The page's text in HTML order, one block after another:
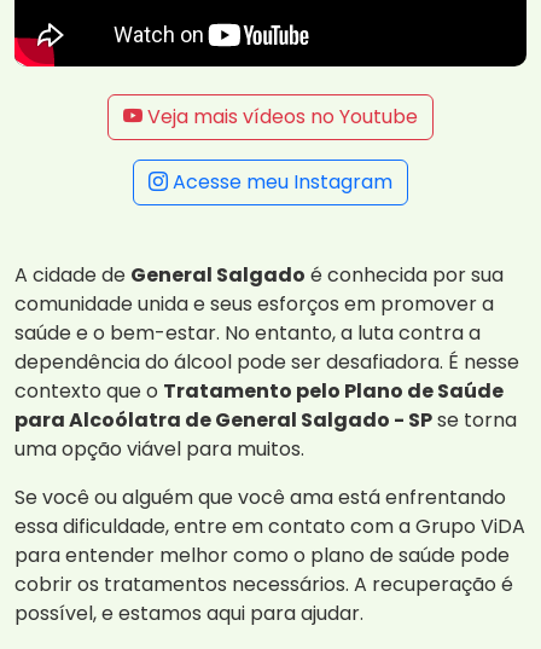
Veja mais vídeos no Youtube
Acesse meu Instagram
A cidade de General Salgado é conhecida por sua
comunidade unida e seus esforços em promover a
saúde e o bem-estar. No entanto, a luta contra a
dependência do álcool pode ser desafiadora. É nesse
contexto que o Tratamento pelo Plano de Saúde
para Alcoólatra de General Salgado - SPse torna
uma opção viável para muitos.
Se você ou alguém que você ama está enfrentando
essa dificuldade, entre em contato com a Grupo ViDA
para entender melhor como o plano de saúde pode
cobrir os tratamentos necessários. A recuperação é
possível, e estamos aqui para ajudar.